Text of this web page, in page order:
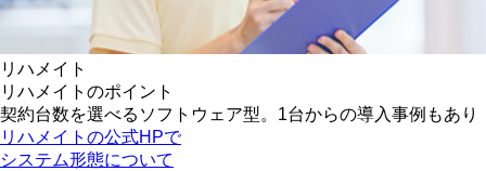
リハメイト
リハメイトのポイント
契約台数を選べるソフトウェア型。1台からの導入事例もあり
リハメイトの公式HPで
システム形態について